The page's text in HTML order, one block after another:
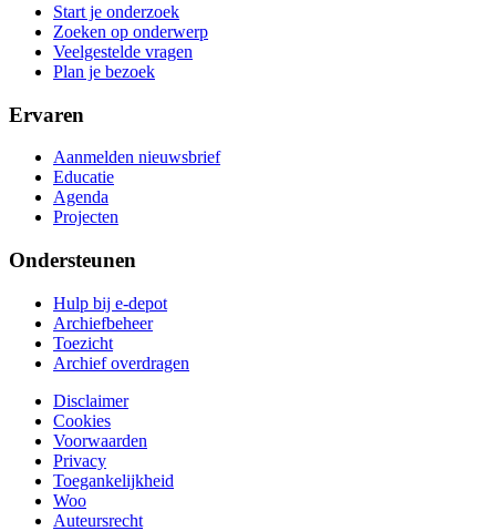
Start je onderzoek
Zoeken op onderwerp
Veelgestelde vragen
Plan je bezoek
Ervaren
Aanmelden nieuwsbrief
Educatie
Agenda
Projecten
Ondersteunen
Hulp bij e-depot
Archiefbeheer
Toezicht
Archief overdragen
Disclaimer
Cookies
Voorwaarden
Privacy
Toegankelijkheid
Woo
Auteursrecht